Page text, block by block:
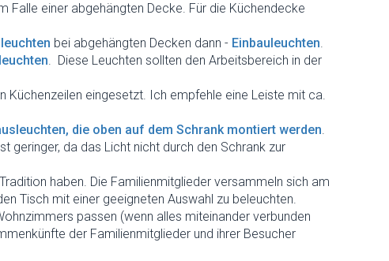
Falle einer abgehängten Decke. Für die Küchendecke
bei abgehängten Decken dann - Einbauleuchten.
. Diese Leuchten sollten den Arbeitsbereich in der
Küchenzeilen eingesetzt. Ich empfehle eine Leiste mit ca.
die oben auf dem Schrank montiert werden.
geringer, da das Licht nicht durch den Schrank zur
haben. Die Familienmitglieder versammeln sich am
Tisch mit einer geeigneten Auswahl zu beleuchten.
passen (wenn alles miteinander verbunden
der Familienmitglieder und ihrer Besucher